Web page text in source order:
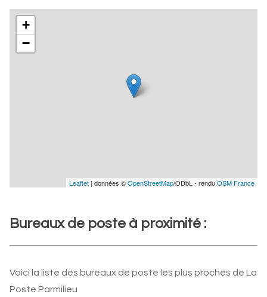
+
−
Leaflet | données ©OpenStreetMap/ODbL - renduOSM France
Bureaux de poste à proximité :
Voici la liste des bureaux de poste les plus proches de La
Poste Parmilieu